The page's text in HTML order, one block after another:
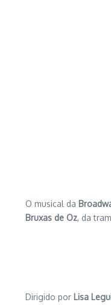
O musical da
Bruxas de Oz, da
Dirigido por Lisa